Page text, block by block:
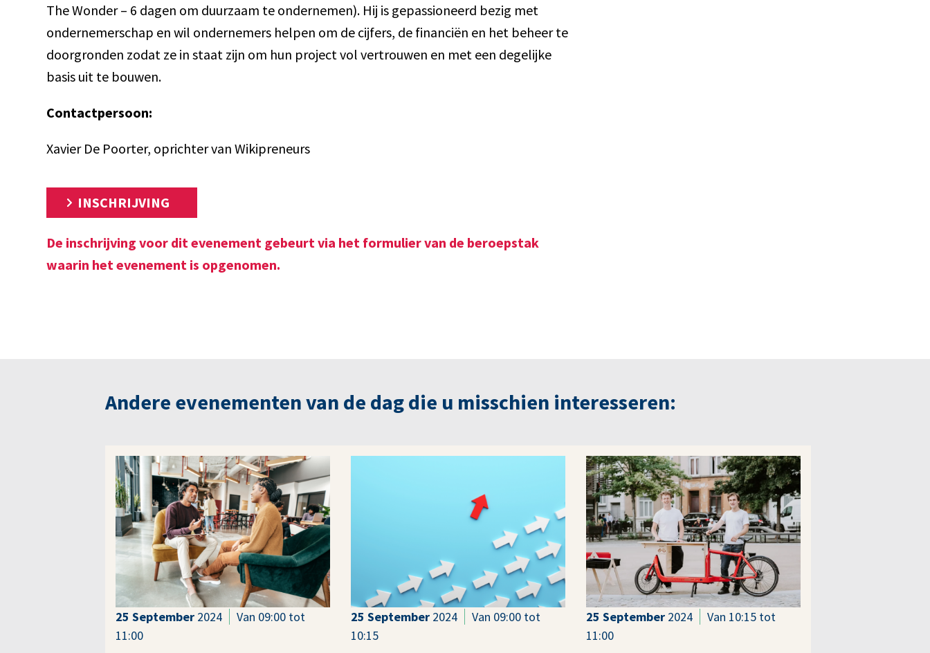
The Wonder – 6 dagen om duurzaam te ondernemen). Hij is gepassioneerd bezig met
ondernemerschap en wil ondernemers helpen om de cijfers, de financiën en het beheer te
doorgronden zodat ze in staat zijn om hun project vol vertrouwen en met een degelijke
basis uit te bouwen.
Contactpersoon:
Xavier De Poorter, oprichter van Wikipreneurs
INSCHRIJVING
De inschrijving voor dit evenement gebeurt via het formulier van de beroepstak
waarin het evenement is opgenomen.
Andere evenementen van de dag die u misschien interesseren:
25 September2024
Van 09:00 tot
11:00
25 September2024
Van 09:00 tot
10:15
25 September 2024
Van 10:15 tot
11:00